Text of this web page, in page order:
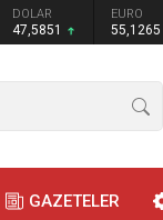
DOLAR
47,5851
EURO
55,1265
GAZETELER